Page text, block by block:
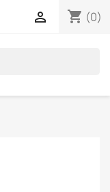
shopping_cart (0)
